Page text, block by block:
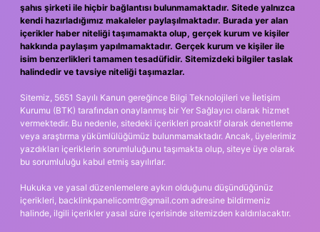
şahıs şirketi ile hiçbir bağlantısı bulunmamaktadır. Sitede yalnızca
kendi hazırladığımız makaleler paylaşılmaktadır. Burada yer alan
içerikler haber niteliği taşımamakta olup, gerçek kurum ve kişiler
hakkında paylaşım yapılmamaktadır. Gerçek kurum ve kişiler ile
isim benzerlikleri tamamen tesadüfidir. Sitemizdeki bilgiler taslak
halindedir ve tavsiye niteliği taşımazlar.
Sitemiz, 5651 Sayılı Kanun gereğince Bilgi Teknolojileri ve İletişim
Kurumu (BTK) tarafından onaylanmış bir Yer Sağlayıcı olarak hizmet
vermektedir. Bu nedenle, sitedeki içerikleri proaktif olarak denetleme
veya araştırma yükümlülüğümüz bulunmamaktadır. Ancak, üyelerimiz
yazdıkları içeriklerin sorumluluğunu taşımakta olup, siteye üye olarak
bu sorumluluğu kabul etmiş sayılırlar.
Hukuka ve yasal düzenlemelere aykırı olduğunu düşündüğünüz
içerikleri, backlinkpanelicomtr@gmail.com adresine bildirmeniz
halinde, ilgili içerikler yasal süre içerisinde sitemizden kaldırılacaktır.